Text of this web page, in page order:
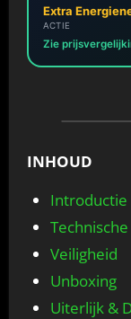
Extra
ACTIE
Zie
INHOUD
Introductie
Veiligheid
Unboxing
Uiterlijk &